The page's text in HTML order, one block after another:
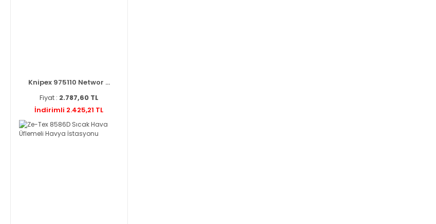
Knipex 975110 Networ ...
Fiyat : 2.787,60 TL
İndirimli 2.425,21 TL